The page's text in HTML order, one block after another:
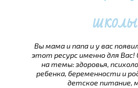
школы
Вы мама и папа и у вас
этот ресурс именно для
на темы: здоровья,
ребенка, беременности и
детское питание,